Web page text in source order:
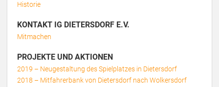
Historie
KONTAKT IG DIETERSDORF E.V.
Mitmachen
PROJEKTE UND AKTIONEN
2019 – Neugestaltung des Spielplatzes in Dietersdorf
2018 – Mitfahrerbank von Dietersdorf nach Wolkersdorf